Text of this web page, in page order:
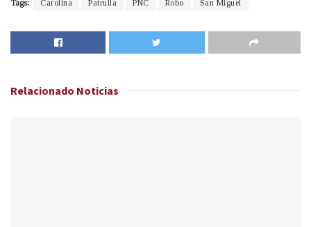
Tags: Carolina Patrulla PNC Robo San Miguel
Relacionado Noticias